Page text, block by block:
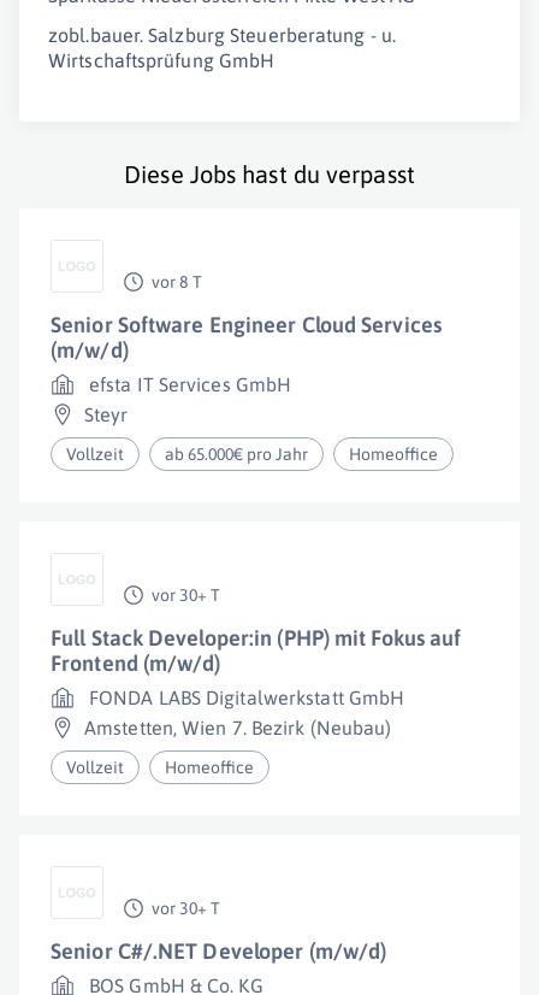
zobl.bauer. Salzburg Steuerberatung - u.
Wirtschaftsprüfung GmbH
Diese Jobs hast du verpasst
vor 8 T
Senior Software Engineer Cloud Services
(m/w/d)
efsta IT Services GmbH
Steyr
Vollzeit ab 65.000€ pro Jahr Homeoffice
vor 30+ T
Full Stack Developer:in (PHP) mit Fokus auf
Frontend (m/w/d)
FONDA LABS Digitalwerkstatt GmbH
Amstetten,Wien 7. Bezirk (Neubau)
Vollzeit Homeoffice
vor 30+ T
Senior C#/.NET Developer (m/w/d)
BOS GmbH & Co. KG